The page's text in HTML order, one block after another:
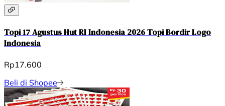
Topi 17 Agustus Hut RI Indonesia 2026 Topi Bordir Logo
Indonesia
Rp17.600
Beli di Shopee